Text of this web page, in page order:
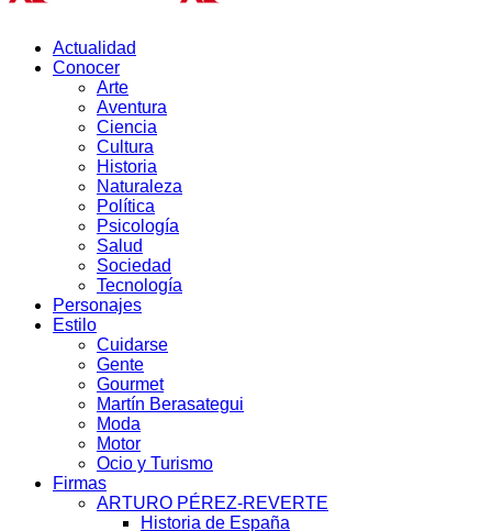
Actualidad
Conocer
Arte
Aventura
Ciencia
Cultura
Historia
Naturaleza
Política
Psicología
Salud
Sociedad
Tecnología
Personajes
Estilo
Cuidarse
Gente
Gourmet
Martín Berasategui
Moda
Motor
Ocio y Turismo
Firmas
ARTURO PÉREZ-REVERTE
Historia de España